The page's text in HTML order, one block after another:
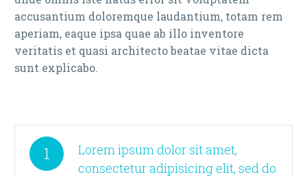
accusantium doloremque laudantium, totam rem
aperiam, eaque ipsa quae ab illo inventore
veritatis et quasi architecto beatae vitae dicta
sunt explicabo.
1
Lorem ipsum dolor sit amet,
consectetur adipisicing elit, sed do